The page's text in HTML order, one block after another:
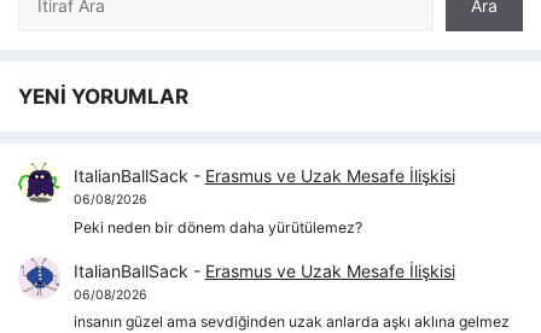
Ara
YENİ YORUMLAR
ItalianBallSack - Erasmus ve Uzak Mesafe İlişkisi
06/08/2026
Peki neden bir dönem daha yürütülemez?
ItalianBallSack - Erasmus ve Uzak Mesafe İlişkisi
06/08/2026
insanın güzel ama sevdiğinden uzak anlarda aşkı aklına gelmez